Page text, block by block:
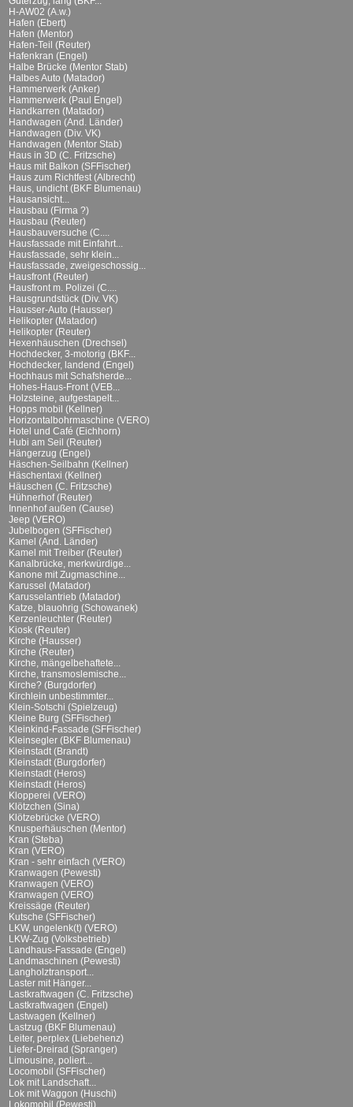
H-AW02 (A.w.)
Hafen (Ebert)
Hafen (Mentor)
Hafen-Teil (Reuter)
Hafenkran (Engel)
Halbe Brücke (Mentor Stab)
Halbes Auto (Matador)
Hammerwerk (Anker)
Hammerwerk (Paul Engel)
Handkarren (Matador)
Handwagen (And. Länder)
Handwagen (Div. VK)
Handwagen (Mentor Stab)
Haus in 3D (C. Fritzsche)
Haus mit Balkon (SFFischer)
Haus zum Richtfest (Albrecht)
Haus, undicht (BKF Blumenau)
Hausansicht...
Hausbau (Firma ?)
Hausbau (Reuter)
Hausbauversuche (C....
Hausfassade mit Einfahrt...
Hausfassade, sehr klein...
Hausfassade, zweigeschossig...
Hausfront (Reuter)
Hausfront m. Polizei (C....
Hausgrundstück (Div. VK)
Hausser-Auto (Hausser)
Helikopter (Matador)
Helikopter (Reuter)
Hexenhäuschen (Drechsel)
Hochdecker, 3-motorig (BKF...
Hochdecker, landend (Engel)
Hochhaus mit Schafsherde...
Hohes-Haus-Front (VEB...
Holzsteine, aufgestapelt...
Hopps mobil (Kellner)
Horizontalbohrmaschine (VERO)
Hotel und Café (Eichhorn)
Hubi am Seil (Reuter)
Hängerzug (Engel)
Häschen-Seilbahn (Kellner)
Häschentaxi (Kellner)
Häuschen (C. Fritzsche)
Hühnerhof (Reuter)
Innenhof außen (Cause)
Jeep (VERO)
Jubelbogen (SFFischer)
Kamel (And. Länder)
Kamel mit Treiber (Reuter)
Kanalbrücke, merkwürdige...
Kanone mit Zugmaschine...
Karussel (Matador)
Karusselantrieb (Matador)
Katze, blauohrig (Schowanek)
Kerzenleuchter (Reuter)
Kiosk (Reuter)
Kirche (Hausser)
Kirche (Reuter)
Kirche, mängelbehaftete...
Kirche, transmoslemische...
Kirche? (Burgdorfer)
Kirchlein unbestimmter...
Klein-Sotschi (Spielzeug)
Kleine Burg (SFFischer)
Kleinkind-Fassade (SFFischer)
Kleinsegler (BKF Blumenau)
Kleinstadt (Brandt)
Kleinstadt (Burgdorfer)
Kleinstadt (Heros)
Kleinstadt (Heros)
Klopperei (VERO)
Klötzchen (Sina)
Klötzebrücke (VERO)
Knusperhäuschen (Mentor)
Kran (Steba)
Kran (VERO)
Kran - sehr einfach (VERO)
Kranwagen (Pewesti)
Kranwagen (VERO)
Kranwagen (VERO)
Kreissäge (Reuter)
Kutsche (SFFischer)
LKW, ungelenk(t) (VERO)
LKW-Zug (Volksbetrieb)
Landhaus-Fassade (Engel)
Landmaschinen (Pewesti)
Langholztransport...
Laster mit Hänger...
Lastkraftwagen (C. Fritzsche)
Lastkraftwagen (Engel)
Lastwagen (Kellner)
Lastzug (BKF Blumenau)
Leiter, perplex (Liebehenz)
Liefer-Dreirad (Spranger)
Limousine, poliert...
Locomobil (SFFischer)
Lok mit Landschaft...
Lok mit Waggon (Huschi)
Lokomobil (Pewesti)